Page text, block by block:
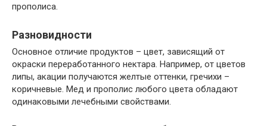
прополиса.
Разновидности
Основное отличие продуктов – цвет, зависящий от
окраски переработанного нектара. Например, от цветов
липы, акации получаются желтые оттенки, гречихи –
коричневые. Мед и прополис любого цвета обладают
одинаковыми лечебными свойствами.